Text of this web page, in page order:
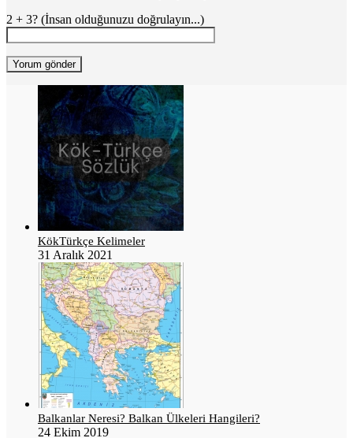
2 + 3? (İnsan olduğunuzu doğrulayın...)
KökTürkçe Kelimeler
31 Aralık 2021
Balkanlar Neresi? Balkan Ülkeleri Hangileri?
24 Ekim 2019